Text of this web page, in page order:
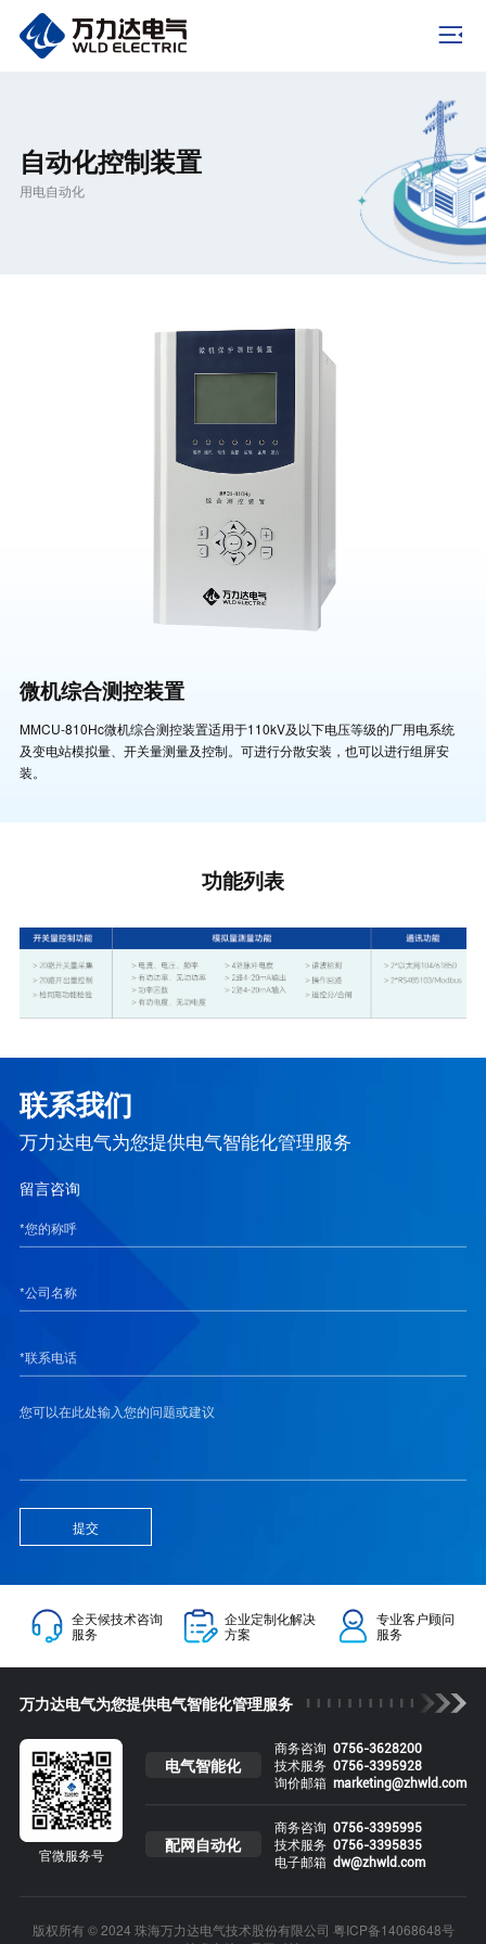
自动化控制装置
用电自动化
微机综合测控装置
MMCU-810Hc微机综合测控装置适用于110kV及以下电压等级的厂用电系统
及变电站模拟量、开关量测量及控制。可进行分散安装，也可以进行组屏安
装。
功能列表
联系我们
万力达电气为您提供电气智能化管理服务
留言咨询
提交
全天候技术咨询
服务
企业定制化解决
方案
专业客户顾问
服务
万力达电气为您提供电气智能化管理服务
官微服务号
电气智能化
商务咨询 0756-3628200
技术服务 0756-3395928
询价邮箱 marketing@zhwld.com
配网自动化
商务咨询 0756-3395995
技术服务 0756-3395835
电子邮箱 dw@zhwld.com
版权所有 © 2024 珠海万力达电气技术股份有限公司 粤ICP备14068648号